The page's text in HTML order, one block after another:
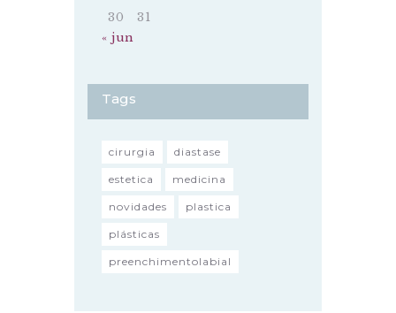
30
31
« jun
Tags
cirurgia diastase
estetica medicina
novidades plastica
plásticas
preenchimentolabial